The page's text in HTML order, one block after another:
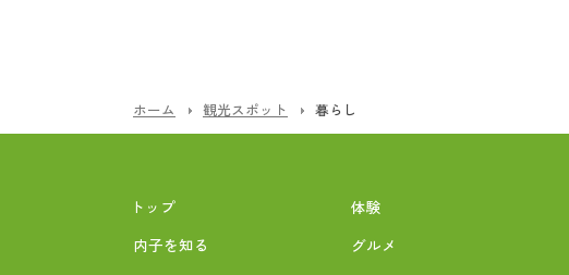
ホーム 観光スポット 暮らし
トップ
内子を知る
体験
グルメ